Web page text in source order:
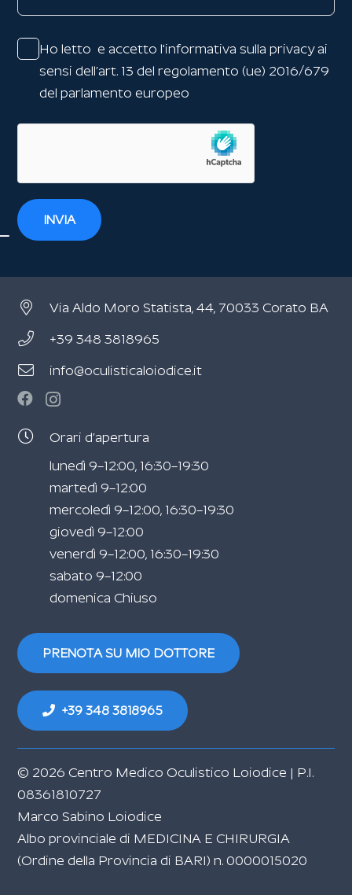
Ho letto e accetto l'informativa sulla privacyai
sensi dell’art. 13 del regolamento (ue) 2016/679
del parlamento europeo
INVIA
Via Aldo Moro Statista, 44, 70033 Corato BA
+39 348 3818965
info@oculisticaloiodice.it
Orari d’apertura
lunedì 9–12:00, 16:30–19:30
martedì 9–12:00
mercoledì 9–12:00, 16:30–19:30
giovedì 9–12:00
venerdì 9–12:00, 16:30–19:30
sabato 9–12:00
domenica Chiuso
PRENOTA SU MIO DOTTORE
+39 348 3818965
© 2026 Centro Medico Oculistico Loiodice | P.I.
08361810727
Marco Sabino Loiodice
Albo provinciale di MEDICINA E CHIRURGIA
(Ordine della Provincia di BARI) n. 0000015020